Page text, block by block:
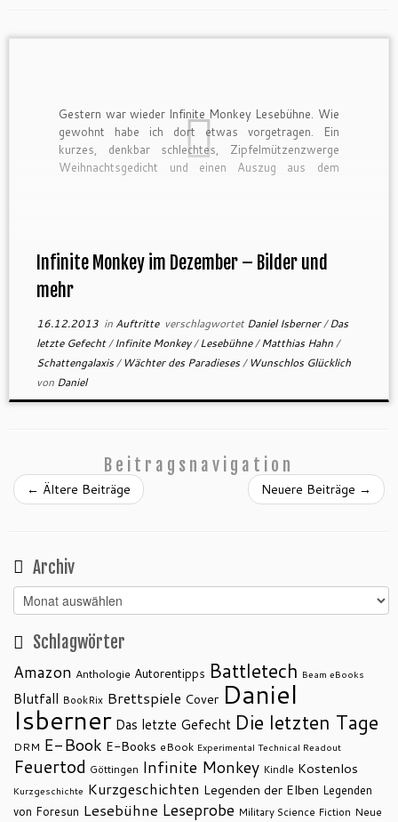
Gestern war wieder Infinite Monkey Lesebühne. Wie
gewohnt habe ich dort etwas vorgetragen. Ein
kurzes, denkbar schlechtes, Zipfelmützenzwerge
Weihnachtsgedicht und einen Auszug aus dem
Infinite Monkey im Dezember – Bilder und
mehr
16.12.2013in Auftritte verschlagwortetDaniel Isberner/Das
letzte Gefecht/Infinite Monkey/Lesebühne/Matthias Hahn/
Schattengalaxis/ Wächter des Paradieses/ Wunschlos Glücklich
von Daniel
Beitragsnavigation
← Ältere Beiträge Neuere Beiträge →
Archiv
Archiv
Schlagwörter
Amazon Anthologie Autorentipps Battletech Beam eBooks
Blutfall BookRix Brettspiele Cover Daniel
Isberner Das letzte Gefecht Die letzten Tage
DRM E-Book E-Books eBook Experimental Technical Readout
Feuertod Göttingen Infinite Monkey Kindle Kostenlos
Kurzgeschichte Kurzgeschichten Legenden der Elben Legenden
von Foresun Lesebühne Leseprobe Military Science Fiction Neue